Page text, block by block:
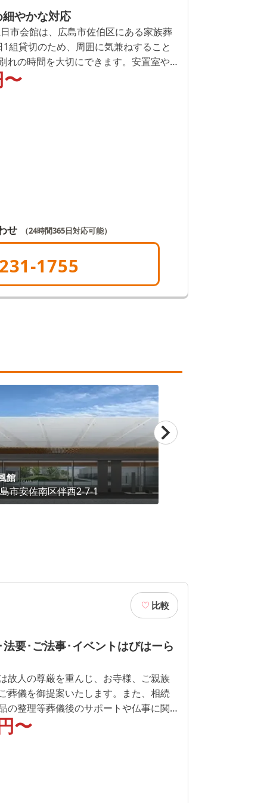
やかな対応
市会館は、広島市佐伯区にある家族葬
組貸切のため、周囲に気兼ねすること
れの時間を大切にできます。安置室や
備を備え、夜間の付き添いにも対応。
椅子貸出もあり、ご高齢のご家族や初
せ （24時間365日対応可能）
1755
館
市安佐南区伴西2-7-1
比較
要･ご法事･イベントはびはーら
故人の尊厳を重んじ、お寺様、ご親族
葬儀を御提案いたします。また、相続
の整理等葬儀後のサポートや仏事に関
にご相談下さい。
〜